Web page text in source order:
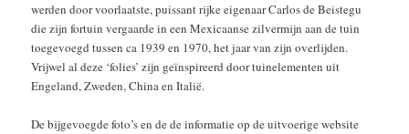
werden door voorlaatste, puissant rijke eigenaar Carlos de Beistegu
die zijn fortuin vergaarde in een Mexicaanse zilvermijn aan de tuin
toegevoegd tussen ca 1939 en 1970, het jaar van zijn overlijden.
Vrijwel al deze ‘folies’ zijn geïnspireerd door tuinelementen uit
Engeland, Zweden, China en Italië.
De bijgevoegde foto’s en de de informatie op de uitvoerige website